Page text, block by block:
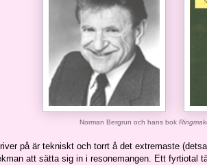
Norman Bergrun och hans bok
på är tekniskt och torrt å det extremaste
att sätta sig in i resonemangen. Ett fyrtiotal